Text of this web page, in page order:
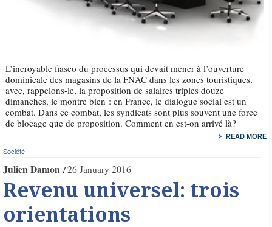
L’incroyable fiasco du processus qui devait mener à l’ouverture
dominicale des magasins de la FNAC dans les zones touristiques,
avec, rappelons-le, la proposition de salaires triples douze
dimanches, le montre bien : en France, le dialogue social est un
combat. Dans ce combat, les syndicats sont plus souvent une force
de blocage que de proposition. Comment en est-on arrivé là?
READ MORE
Société
Julien Damon 26 January 2016
Revenu universel: trois
orientations